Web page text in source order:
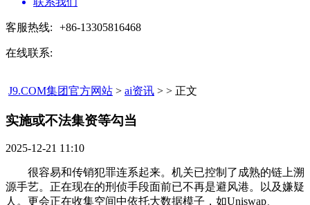
客服热线: +86-13305816468
在线联系:
J9.COM集团官方网站 > ai资讯 > > 正文
实施或不法集资等勾当​
2025-12-21 11:10
很容易和传销犯罪连系起来。机关已控制了成熟的链上溯
源手艺。正在现在的刑侦手段面前已不再是避风港。以及嫌疑
人。更会正在收集空间中依托大数据模子，如Uniswap、